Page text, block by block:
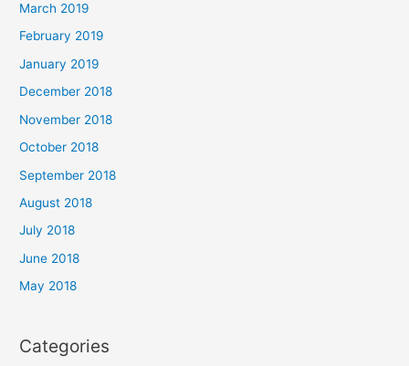
March 2019
February 2019
January 2019
December 2018
November 2018
October 2018
September 2018
August 2018
July 2018
June 2018
May 2018
Categories